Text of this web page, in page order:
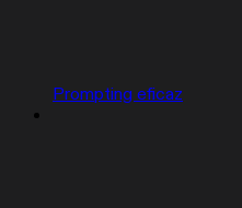
Prompting eficaz